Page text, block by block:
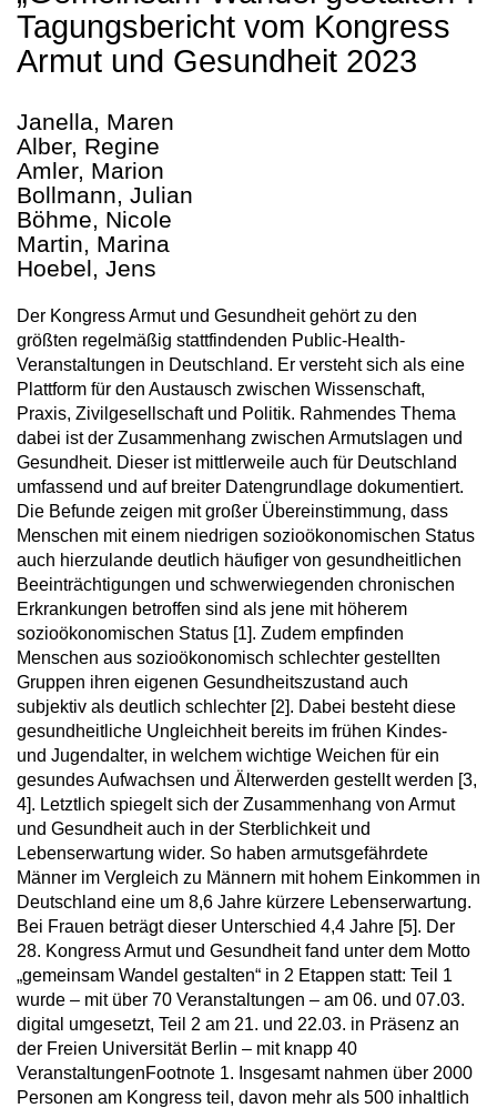
Tagungsbericht vom Kongress
Armut und Gesundheit 2023
Janella, Maren
Alber, Regine
Amler, Marion
Bollmann, Julian
Böhme, Nicole
Martin, Marina
Hoebel, Jens
Der Kongress Armut und Gesundheit gehört zu den
größten regelmäßig stattfindenden Public-Health-
Veranstaltungen in Deutschland. Er versteht sich als eine
Plattform für den Austausch zwischen Wissenschaft,
Praxis, Zivilgesellschaft und Politik. Rahmendes Thema
dabei ist der Zusammenhang zwischen Armutslagen und
Gesundheit. Dieser ist mittlerweile auch für Deutschland
umfassend und auf breiter Datengrundlage dokumentiert.
Die Befunde zeigen mit großer Übereinstimmung, dass
Menschen mit einem niedrigen sozioökonomischen Status
auch hierzulande deutlich häufiger von gesundheitlichen
Beeinträchtigungen und schwerwiegenden chronischen
Erkrankungen betroffen sind als jene mit höherem
sozioökonomischen Status [1]. Zudem empfinden
Menschen aus sozioökonomisch schlechter gestellten
Gruppen ihren eigenen Gesundheitszustand auch
subjektiv als deutlich schlechter [2]. Dabei besteht diese
gesundheitliche Ungleichheit bereits im frühen Kindes-
und Jugendalter, in welchem wichtige Weichen für ein
gesundes Aufwachsen und Älterwerden gestellt werden [3,
4]. Letztlich spiegelt sich der Zusammenhang von Armut
und Gesundheit auch in der Sterblichkeit und
Lebenserwartung wider. So haben armutsgefährdete
Männer im Vergleich zu Männern mit hohem Einkommen in
Deutschland eine um 8,6 Jahre kürzere Lebenserwartung.
Bei Frauen beträgt dieser Unterschied 4,4 Jahre [5]. Der
28. Kongress Armut und Gesundheit fand unter dem Motto
„gemeinsam Wandel gestalten“ in 2 Etappen statt: Teil 1
wurde – mit über 70 Veranstaltungen – am 06. und 07.03.
digital umgesetzt, Teil 2 am 21. und 22.03. in Präsenz an
der Freien Universität Berlin – mit knapp 40
VeranstaltungenFootnote 1. Insgesamt nahmen über 2000
Personen am Kongress teil, davon mehr als 500 inhaltlich